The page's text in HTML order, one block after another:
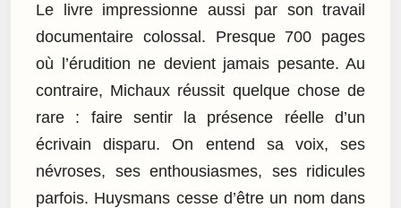
Le livre impressionne aussi par son travail
documentaire colossal. Presque 700 pages
où l’érudition ne devient jamais pesante. Au
contraire, Michaux réussit quelque chose de
rare : faire sentir la présence réelle d’un
écrivain disparu. On entend sa voix, ses
névroses, ses enthousiasmes, ses ridicules
parfois. Huysmans cesse d’être un nom dans